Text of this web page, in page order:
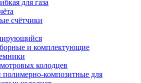
для газа
счётчики
и комплектующие
колодцев
композитные для